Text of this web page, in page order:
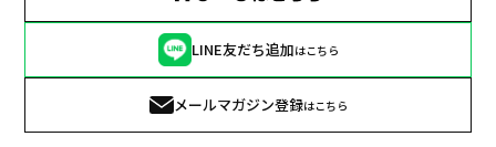
LINE友だち追加はこちら
メールマガジン登録はこちら